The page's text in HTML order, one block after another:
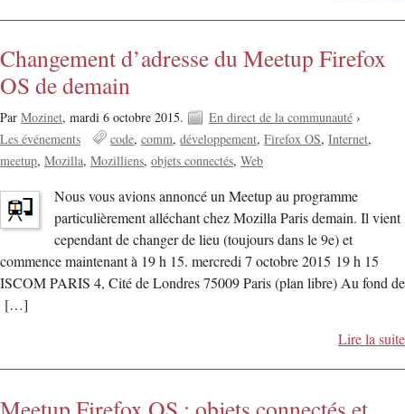
Changement d’adresse du Meetup Firefox
OS de demain
Par Mozinet, mardi 6 octobre 2015. En direct de la communauté ›
Les événements
code comm développement Firefox OS Internet
meetup Mozilla Mozilliens objets connectés Web
Nous vous avions annoncé un Meetup au programme
particulièrement alléchant chez Mozilla Paris demain. Il vient
cependant de changer de lieu (toujours dans le 9e) et
commence maintenant à 19 h 15. mercredi 7 octobre 2015 19 h 15
ISCOM PARIS 4, Cité de Londres 75009 Paris (plan libre) Au fond de
[…]
Lire la suite